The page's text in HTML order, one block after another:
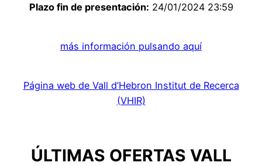
Plazo fin de presentación: 24/01/2024 23:59
más información pulsando aquí
Página web de Vall d’Hebron Institut de Recerca
(VHIR)
ÚLTIMAS OFERTAS VALL